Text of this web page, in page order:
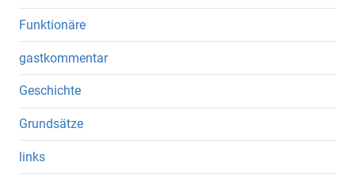
Funktionäre
gastkommentar
Geschichte
Grundsätze
links